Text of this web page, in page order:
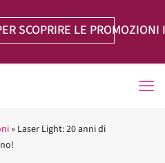
SCOPRIRE LE PROMOZIONI
» Laser Light: 20 anni di